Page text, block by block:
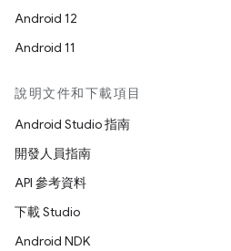
Android 12
Android 11
說明文件和下載項目
Android Studio 指南
開發人員指南
API 參考資料
下載 Studio
Android NDK